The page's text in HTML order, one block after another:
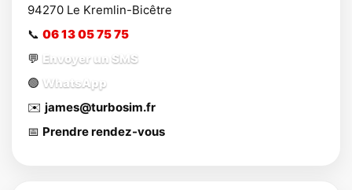
94270 Le Kremlin-Bicêtre
📞 06 13 05 75 75
💬 Envoyer un SMS
🟢 WhatsApp
✉️ james@turbosim.fr
📅 Prendre rendez-vous